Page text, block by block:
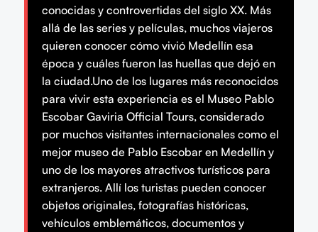
conocidas y controvertidas del siglo XX. Más
allá de las series y películas, muchos viajeros
quieren conocer cómo vivió Medellín esa
época y cuáles fueron las huellas que dejó en
la ciudad.Uno de los lugares más reconocidos
para vivir esta experiencia es el Museo Pablo
Escobar Gaviria Official Tours, considerado
por muchos visitantes internacionales como el
mejor museo de Pablo Escobar en Medellín y
uno de los mayores atractivos turísticos para
extranjeros. Allí los turistas pueden conocer
objetos originales, fotografías históricas,
vehículos emblemáticos, documentos y